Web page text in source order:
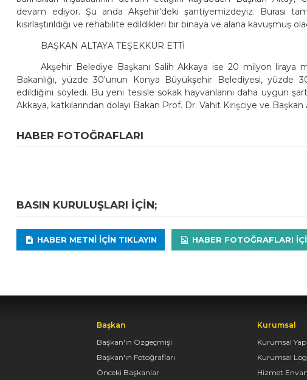
devam ediyor. Şu anda Akşehir'deki şantiyemizdeyiz. Burası
kısırlaştırıldığı ve rehabilite edildikleri bir binaya ve alana kavuşmuş
BAŞKAN ALTAYA TEŞEKKÜR ETTİ
Akşehir Belediye Başkanı Salih Akkaya ise 20 milyon liraya
Bakanlığı, yüzde 30'unun Konya Büyükşehir Belediyesi, yüzde
edildiğini söyledi. Bu yeni tesisle sokak hayvanlarını daha uygun
Akkaya, katkılarından dolayı Bakan Prof. Dr. Vahit Kirişciye ve
HABER FOTOĞRAFLARI
BASIN KURULUŞLARI IÇIN;
HABER METNI IÇIN TIKLAYIN HABER FOTOĞRAFLARI
Başkan
Başkan'ın Özgeçmişi
Başkan'ın Fotoğrafları
Önceki Başkanlar
Kurumsal
Kurumsal Yapı
Kurumsal
Hizmet